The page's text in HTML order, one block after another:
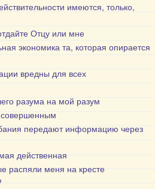
имеются, только,
Отцу или мне
экономика та, которая опирается
вредны для всех
разума на мой разум
передают информацию через
действенная
распяли меня на кресте